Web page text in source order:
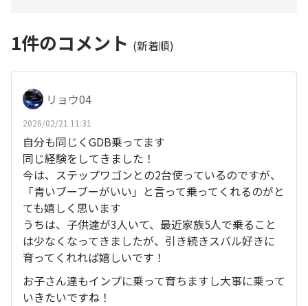
1件のコメント (新着順)
リョウ04
2026/02/21 11:31
自分も同じくGDB乗ってます
同じ経験をしてきました！
今は、ステップワゴンとの2台使っているのですが、
「青いブーブーがいい」と言って乗ってくれるのがと
ても嬉しく思います
うちは、子供達が3人いて、最近家族5人で乗ること
は少なくなってきましたが、引き続きスバル好きに
育ってくれれば嬉しいです！
お子さん達もインプに乗って育ちますし大事に乗って
いきたいですね！